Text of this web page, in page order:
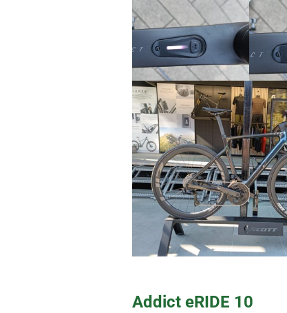
Addict eRIDE 10